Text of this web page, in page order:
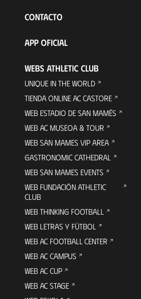
CONTACTO
APP OFICIAL
WEBS ATHLETIC CLUB
UNIQUE IN THE WORLD
TIENDA ONLINE AC CASTORE
WEB ESTADIO DE SAN MAMÉS
WEB AC MUSEOA & TOUR
WEB SAN MAMES VIP AREA
GASTRONOMIC CATHEDRAL
WEB SAN MAMES EVENTS
WEB FUNDACIÓN ATHLETIC
CLUB
WEB THINKING FOOTBALL
WEB LETRAS Y FÚTBOL
WEB AC FOOTBALL CENTER
WEB AC CAMPUS
WEB AC CUP
WEB AC STAGE